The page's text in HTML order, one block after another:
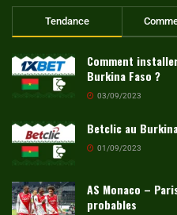
Tendance
Comment
Burkina Faso ?
03/09/2023
Betclic au
01/09/2023
AS Monaco –
probables